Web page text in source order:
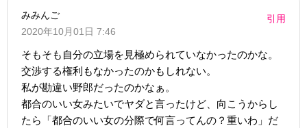
みみんご
2020年10月01日 7:46
引用
そもそも自分の立場を見極められていなかったのかな。
交渉する権利もなかったのかもしれない。
私が勘違い野郎だったのかなぁ。
都合のいい女みたいでヤダと言ったけど、向こうからし
たら「都合のいい女の分際で何言ってんの？重いわ」だ